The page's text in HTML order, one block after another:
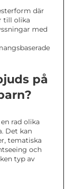
där
till olika
med
på
rad olika
Det kan
tematiska
och
typ av